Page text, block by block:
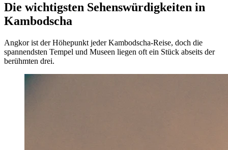
Die wichtigsten Sehenswürdigkeiten in
Kambodscha
Angkor ist der Höhepunkt jeder Kambodscha-Reise, doch die
spannendsten Tempel und Museen liegen oft ein Stück abseits der
berühmten drei.